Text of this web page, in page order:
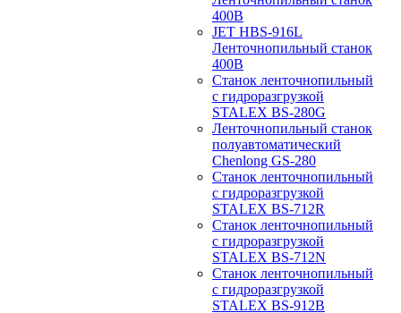
400В
JET HBS-916L
Ленточнопильный станок
400В
Станок ленточнопильный
с гидроразгрузкой
STALEX BS-280G
Ленточнопильный станок
полуавтоматический
Chenlong GS-280
Станок ленточнопильный
с гидроразгрузкой
STALEX BS-712R
Станок ленточнопильный
с гидроразгрузкой
STALEX BS-712N
Станок ленточнопильный
с гидроразгрузкой
STALEX BS-912B